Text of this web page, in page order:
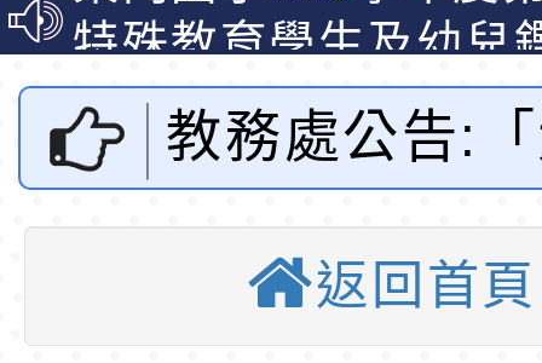
公告(尚有缺額)
梯特教代理教師甄選
公告(尚有缺額)
特殊教育學生及幼兒
明手冊(修訂版)與學
說明影片
轉知臺中市政府政風
光城市手牽手，綠能
本府115年70歲以上
心」，請退休同仁踴
動時代中的好老師：
轉環境部「淨零綠領
教務處公告:
地區2025第
修盃國小英
返回首頁